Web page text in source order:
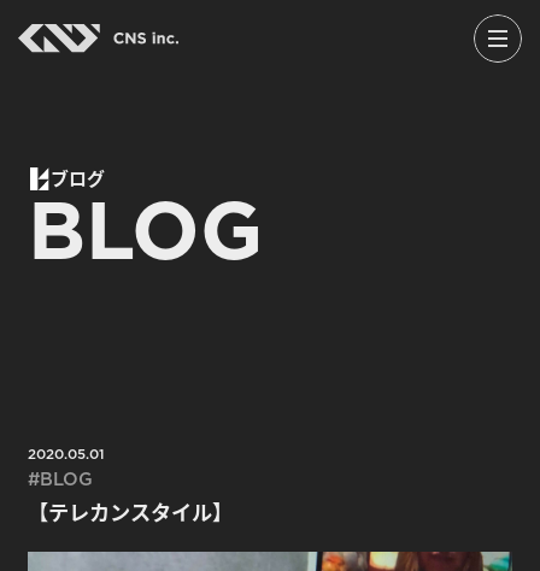
ブログ
BLOG
2020.05.01
BLOG
【テレカンスタイル】